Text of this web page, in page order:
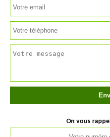
On vous